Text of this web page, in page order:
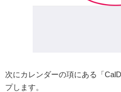
次にカレンダーの項にある「
プします。